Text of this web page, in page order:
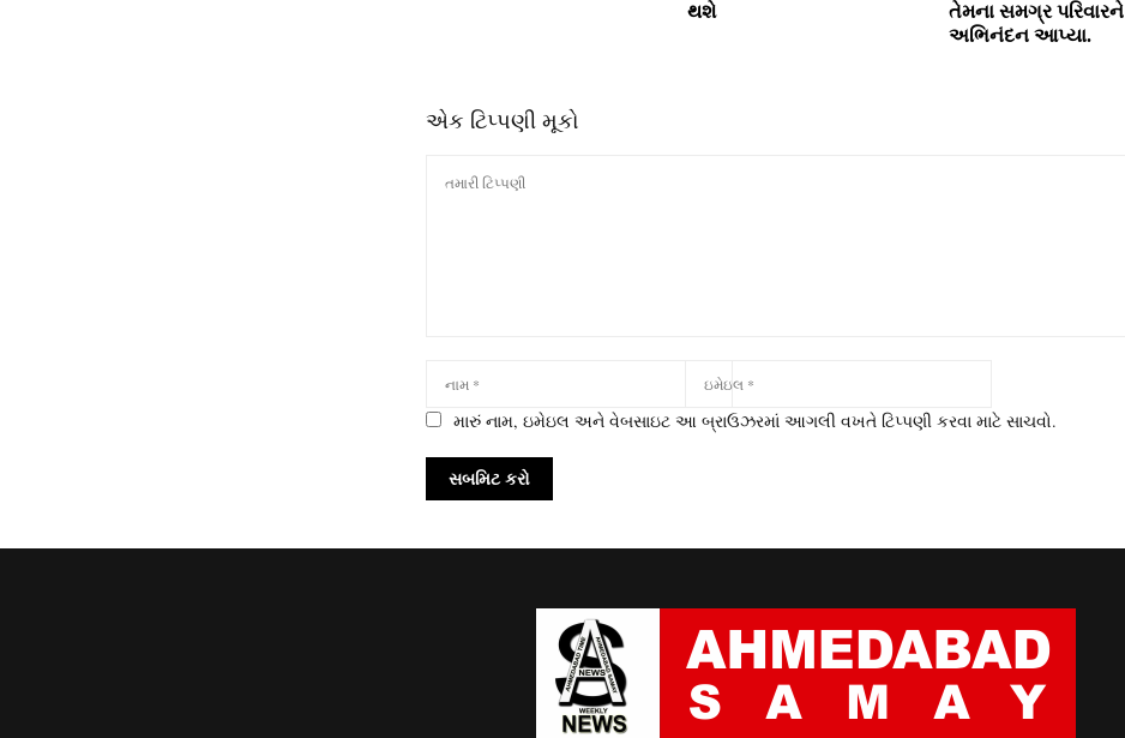
થશે
તેમના સમગ્ર પરિવારને
અભિનંદન આપ્યા.
એક ટિપ્પણી મૂકો
મારું નામ, ઇમેઇલ અને વેબસાઇટ આ બ્રાઉઝરમાં આગલી વખતે ટિપ્પણી કરવા માટે સાચવો.